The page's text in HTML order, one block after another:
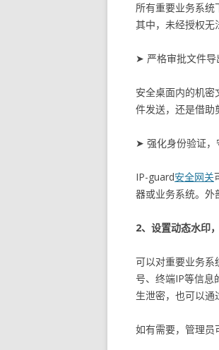
所有重要业务系统
其中，未经授权无
➤ 严格审批文件导
安全桌面内的机
件发送，还是借助
➤ 强化身份验证，
IP-guard安全网关
器或业务系统。外
2、设置动态水印
可以对重要业务系
号、终端IP等信息
生泄密，也可以通
如有需要，管理员